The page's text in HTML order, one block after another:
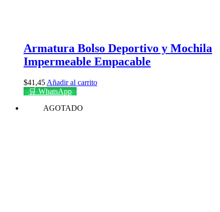
Armatura Bolso Deportivo y Mochila
Impermeable Empacable
$41,45 Añadir al carrito
🛒 WhatsApp
AGOTADO